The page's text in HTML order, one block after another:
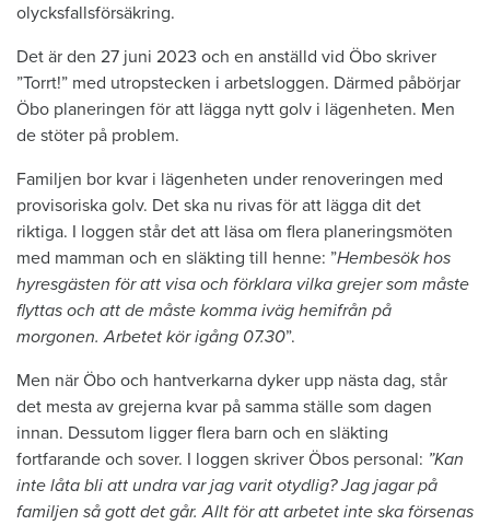
olycksfallsförsäkring.
Det är den 27 juni 2023 och en anställd vid Öbo skriver
”Torrt!” med utropstecken i arbetsloggen. Därmed påbörjar
Öbo planeringen för att lägga nytt golv i lägenheten. Men
de stöter på problem.
Familjen bor kvar i lägenheten under renoveringen med
provisoriska golv. Det ska nu rivas för att lägga dit det
riktiga. I loggen står det att läsa om flera planeringsmöten
med mamman och en släkting till henne: ”Hembesök hos
hyresgästen för att visa och förklara vilka grejer som måste
flyttas och att de måste komma iväg hemifrån på
morgonen. Arbetet kör igång 07.30”.
Men när Öbo och hantverkarna dyker upp nästa dag, står
det mesta av grejerna kvar på samma ställe som dagen
innan. Dessutom ligger flera barn och en släkting
fortfarande och sover. I loggen skriver Öbos personal: ”Kan
inte låta bli att undra var jag varit otydlig? Jag jagar på
familjen så gott det går. Allt för att arbetet inte ska försenas